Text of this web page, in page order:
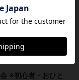
※初心者・おひと
※初心者・おひと